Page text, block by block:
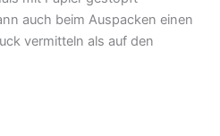
auch beim Auspacken einen
vermitteln als auf den